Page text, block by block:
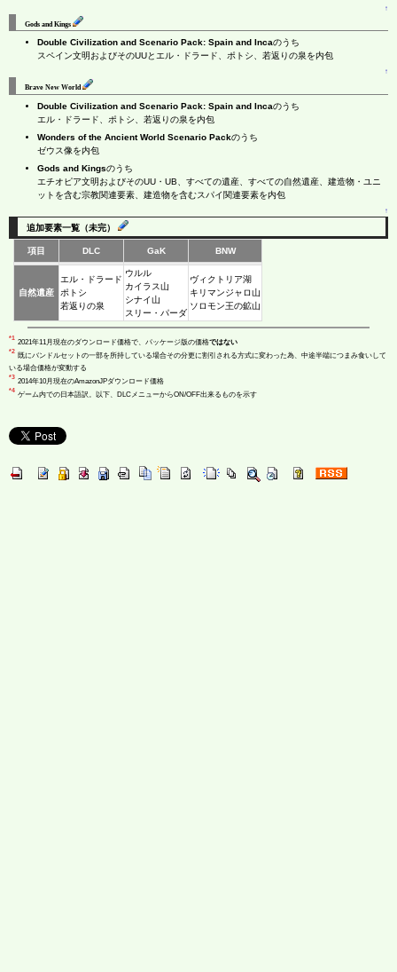
↑
Gods and Kings
Double Civilization and Scenario Pack: Spain and Incaのうち
スペイン文明およびそのUUとエル・ドラード、ポトシ、若返りの泉を内包
↑
Brave New World
Double Civilization and Scenario Pack: Spain and Incaのうち
エル・ドラード、ポトシ、若返りの泉を内包
Wonders of the Ancient World Scenario Packのうち
ゼウス像を内包
Gods and Kingsのうち
エチオピア文明およびそのUU・UB、すべての遺産、すべての自然遺産、建造物・ユニ
ットを含む宗教関連要素、建造物を含むスパイ関連要素を内包
↑
追加要素一覧（未完）
項目 DLC GaK BNW
自然遺産
エル・ドラード
ポトシ
若返りの泉
ウルル
カイラス山
シナイ山
スリー・パーダ
ヴィクトリア湖
キリマンジャロ山
ソロモン王の鉱山
*1 2021年11月現在のダウンロード価格で、パッケージ版の価格ではない
*2 既にバンドルセットの一部を所持している場合その分更に割引される方式に変わった為、中途半端につまみ食いして
いる場合価格が変動する
*3 2014年10月現在のAmazonJPダウンロード価格
*4 ゲーム内での日本語訳。以下、DLCメニューからON/OFF出来るものを示す